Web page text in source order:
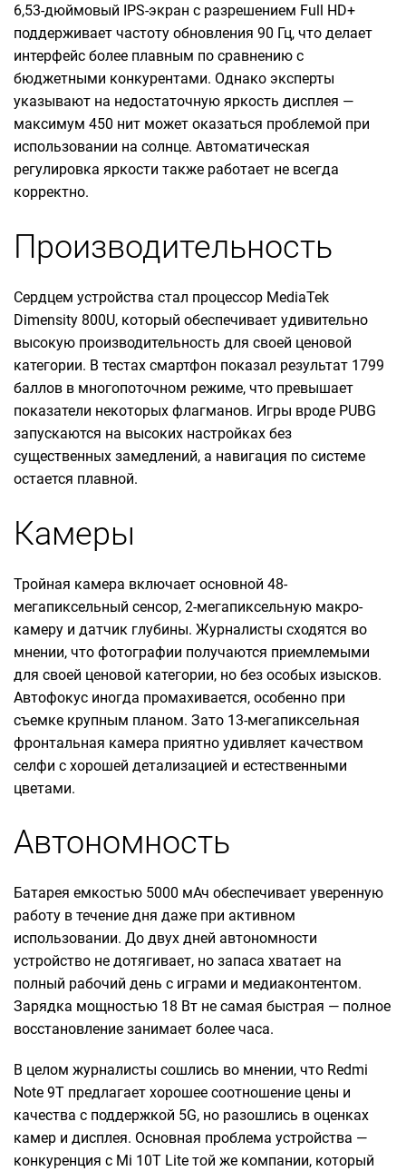
6,53-дюймовый IPS-экран с разрешением Full HD+
поддерживает частоту обновления 90 Гц, что делает
интерфейс более плавным по сравнению с
бюджетными конкурентами. Однако эксперты
указывают на недостаточную яркость дисплея —
максимум 450 нит может оказаться проблемой при
использовании на солнце. Автоматическая
регулировка яркости также работает не всегда
корректно.
Производительность
Сердцем устройства стал процессор MediaTek
Dimensity 800U, который обеспечивает удивительно
высокую производительность для своей ценовой
категории. В тестах смартфон показал результат 1799
баллов в многопоточном режиме, что превышает
показатели некоторых флагманов. Игры вроде PUBG
запускаются на высоких настройках без
существенных замедлений, а навигация по системе
остается плавной.
Камеры
Тройная камера включает основной 48-
мегапиксельный сенсор, 2-мегапиксельную макро-
камеру и датчик глубины. Журналисты сходятся во
мнении, что фотографии получаются приемлемыми
для своей ценовой категории, но без особых изысков.
Автофокус иногда промахивается, особенно при
съемке крупным планом. Зато 13-мегапиксельная
фронтальная камера приятно удивляет качеством
селфи с хорошей детализацией и естественными
цветами.
Автономность
Батарея емкостью 5000 мАч обеспечивает уверенную
работу в течение дня даже при активном
использовании. До двух дней автономности
устройство не дотягивает, но запаса хватает на
полный рабочий день с играми и медиаконтентом.
Зарядка мощностью 18 Вт не самая быстрая — полное
восстановление занимает более часа.
В целом журналисты сошлись во мнении, что Redmi
Note 9T предлагает хорошее соотношение цены и
качества с поддержкой 5G, но разошлись в оценках
камер и дисплея. Основная проблема устройства —
конкуренция с Mi 10T Lite той же компании, который